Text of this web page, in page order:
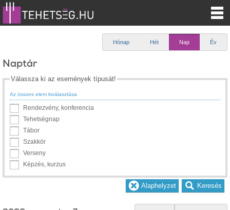
Hónap Hét Nap Év
Naptár
Válassza ki az események típusát!
Az összes elem kiválasztása
Rendezvény, konferencia
Tehetségnap
Tábor
Szakkör
Verseny
Képzés, kurzus